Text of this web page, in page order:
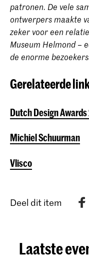
patronen. De vele
ontwerpers maakte
zeker voor een
Museum Helmond –
de enorme
Gerelateerde
Dutch Design Awards
Michiel Schuurman​
Vlisco
Deel dit item
Laatste